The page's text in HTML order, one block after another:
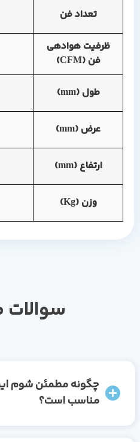
تعداد فن
ظرفیت هوادهی
فن (CFM)
طول (mm)
عرض (mm)
ارتفاع (mm)
وزن (Kg)
سوالات
چگونه مطمئن شوم
مناسب است؟